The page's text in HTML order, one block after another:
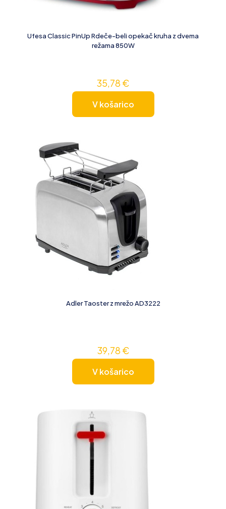
Ufesa Classic PinUp Rdeče-beli opekač kruha z dvema
režama 850W
35,78 €
V košarico
Adler Taoster z mrežo AD3222
39,78 €
V košarico